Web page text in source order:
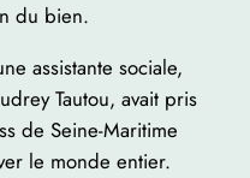
du bien.
assistante sociale,
Tautou, avait pris
de Seine-Maritime
le monde entier.